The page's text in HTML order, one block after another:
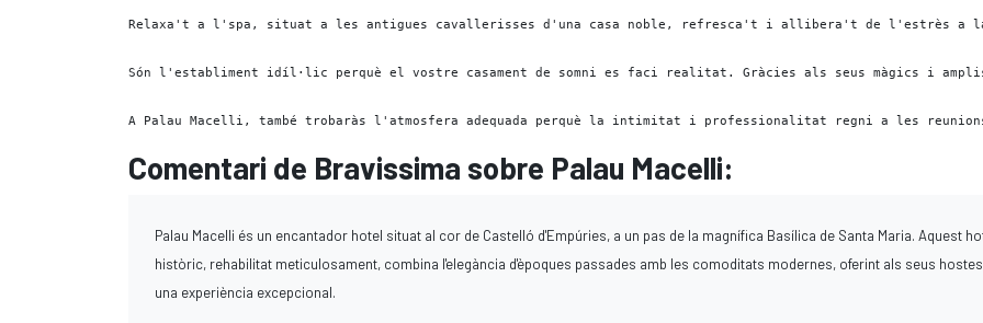
Relaxa't a l'spa, situat a les antigues cavallerisses d'una casa noble, refresca't i allibera't de l'estrès a la
Són l'establiment idíl·lic perquè el vostre casament de somni es faci realitat. Gràcies als seus màgics i
A Palau Macelli, també trobaràs l'atmosfera adequada perquè la intimitat i professionalitat regni a les
Comentari de Bravissima sobre Palau Macelli:
Palau Macelli és un encantador hotel situat al cor de Castelló d'Empúries, a un pas de la magnífica Basílica de Santa Maria. Aquest
històric, rehabilitat meticulosament, combina l'elegància d'èpoques passades amb les comoditats modernes, oferint als seus hostes
una experiència excepcional.